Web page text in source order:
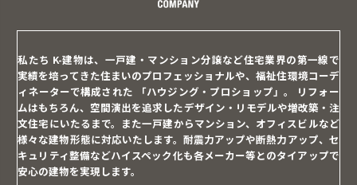
3 years ago
今年はやるそうです。多度大社の提灯祭り。提灯がこれに代わる
とか？本に地域密着型のお祭りで、2日間の夜はイベントに参拝
客がいっぱい。なかなかに風情がある。
Photo
View on Facebook · Share
私たち K-建物は、一戸建・マンション分譲など住宅業界の第一線で
実績を培ってきた住まいのプロフェッショナルや、福祉住環境コーデ
ィネーターで構成された 「ハウジング・プロショップ」。
リフォー
ムはもちろん、空間演出を追求したデザイン・リモデルや増改築・注
文住宅にいたるまで。また一戸建からマンション、 オフィスビルなど
様々な建物形態に対応いたします。耐震力アップや断熱力アップ、セ
キュリティ整備などハイスペック化も各メーカー等とのタイアップで
安心の建物を実現します。